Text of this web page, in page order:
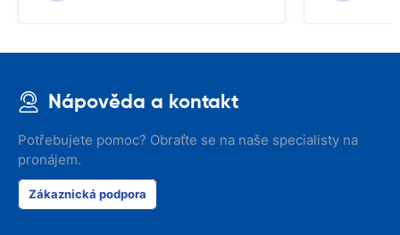
Nápověda a kontakt
Potřebujete pomoc? Obraťte se na naše specialisty na
pronájem.
Zákaznická podpora